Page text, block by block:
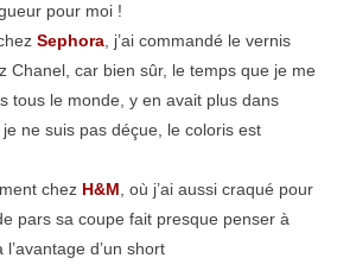
pour moi !
Sephora , j’ai commandé le vernis
Chanel, car bien sûr, le temps que je me
tous le monde, y en avait plus dans
ne suis pas déçue, le coloris est
chez H&M , où j’ai aussi craqué pour
pars sa coupe fait presque penser à
d’un short